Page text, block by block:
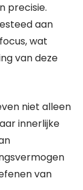
precisie.
aan
wat
van deze
niet alleen
innerlijke
van